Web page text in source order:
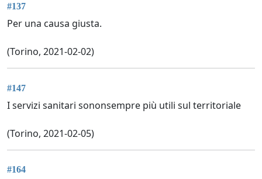
#137
Per una causa giusta.
(Torino, 2021-02-02)
#147
I servizi sanitari sononsempre più utili sul territoriale
(Torino, 2021-02-05)
#164